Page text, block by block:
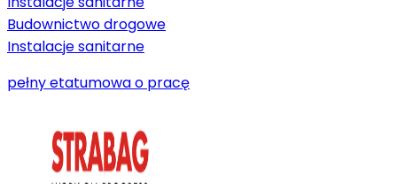
Budownictwo drogowe
Instalacje sanitarne
pełny etatumowa o pracę